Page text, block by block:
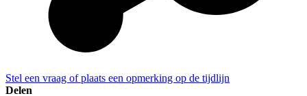
Stel een vraag of plaats een opmerking op de tijdlijn
Delen